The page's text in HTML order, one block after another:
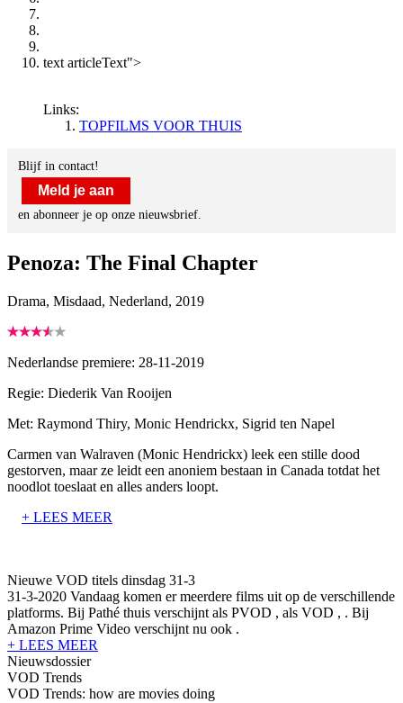
text articleText">
Links:
TOPFILMS VOOR THUIS
Blijf in contact!
Meld je aan
en abonneer je op onze nieuwsbrief.
Penoza: The Final Chapter
Drama, Misdaad, Nederland, 2019
Nederlandse premiere: 28-11-2019
Regie: Diederik Van Rooijen
Met: Raymond Thiry, Monic Hendrickx, Sigrid ten Napel
Carmen van Walraven (Monic Hendrickx) leek een stille dood
gestorven, maar ze leidt een anoniem bestaan in Canada totdat het
noodlot toeslaat en alles anders loopt.
+ LEES MEER
Nieuwe VOD titels dinsdag 31-3
31-3-2020 Vandaag komen er meerdere films uit op de verschillende
platforms. Bij Pathé thuis verschijnt als PVOD , als VOD , . Bij
Amazon Prime Video verschijnt nu ook .
+ LEES MEER
Nieuwsdossier
VOD Trends
VOD Trends: how are movies doing